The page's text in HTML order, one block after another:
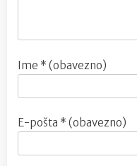
Ime * (obavezno)
E-pošta * (obavezno)